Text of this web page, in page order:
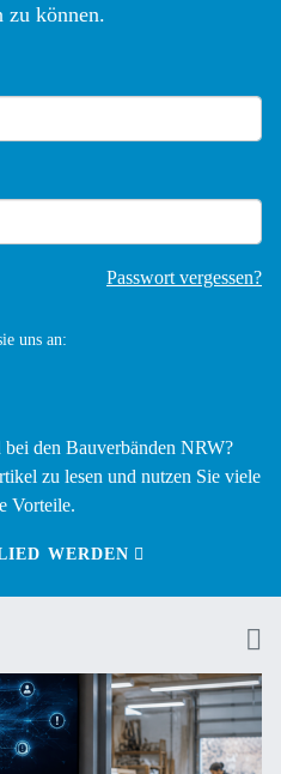
zu können.
Passwort vergessen?
uns an:
den Bauverbänden NRW?
zu lesen und nutzen Sie viele
Vorteile.
WERDEN